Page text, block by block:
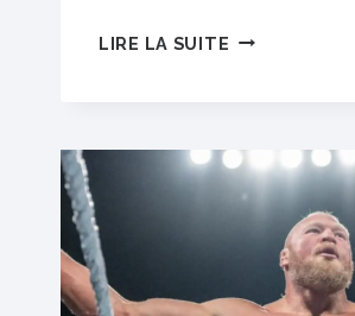
LIRE LA SUITE JEU
UFC
331 :
TSARUKYAN
PANTOJA